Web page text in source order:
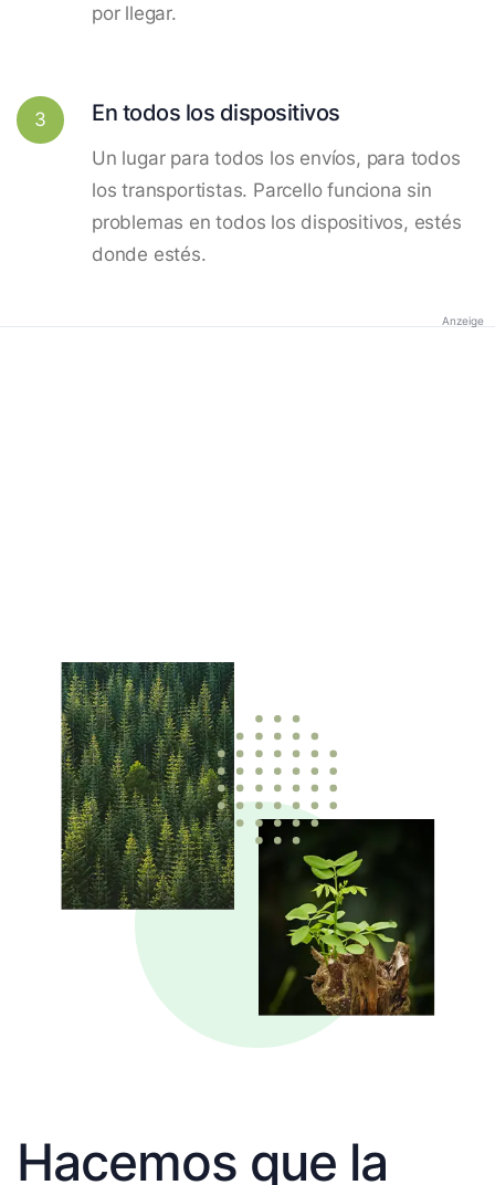
por llegar.
3 En todos los dispositivos
Un lugar para todos los envíos, para todos
los transportistas. Parcello funciona sin
problemas en todos los dispositivos, estés
donde estés.
Anzeige
Hacemos que la